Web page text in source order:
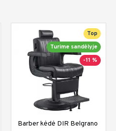
Top
Turime sandėlyje
-11 %
Barber kėdė DIR Belgrano